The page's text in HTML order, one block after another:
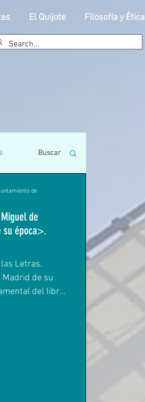
El Quijote Filosofía y Ética
de
su época>.
Letras.
Madrid de su
del libro:
de
Buscar